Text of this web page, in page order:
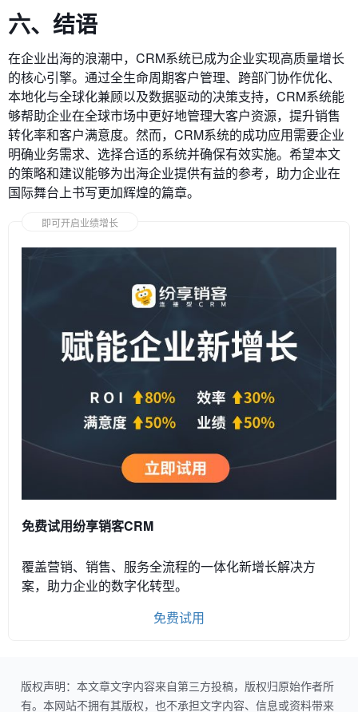
六、结语
在企业出海的浪潮中，CRM系统已成为企业实现高质量增长
的核心引擎。通过全生命周期客户管理、跨部门协作优化、
本地化与全球化兼顾以及数据驱动的决策支持，CRM系统能
够帮助企业在全球市场中更好地管理大客户资源，提升销售
转化率和客户满意度。然而，CRM系统的成功应用需要企业
明确业务需求、选择合适的系统并确保有效实施。希望本文
的策略和建议能够为出海企业提供有益的参考，助力企业在
国际舞台上书写更加辉煌的篇章。
即可开启业绩增长
免费试用纷享销客CRM
覆盖营销、销售、服务全流程的一体化新增长解决方
案，助力企业的数字化转型。
免费试用
版权声明：本文章文字内容来自第三方投稿，版权归原始作者所
有。本网站不拥有其版权，也不承担文字内容、信息或资料带来